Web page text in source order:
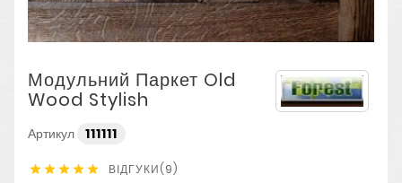
Модульний Паркет Old
Wood Stylish
Артикул 111111
     ВІДГУКИ(9)